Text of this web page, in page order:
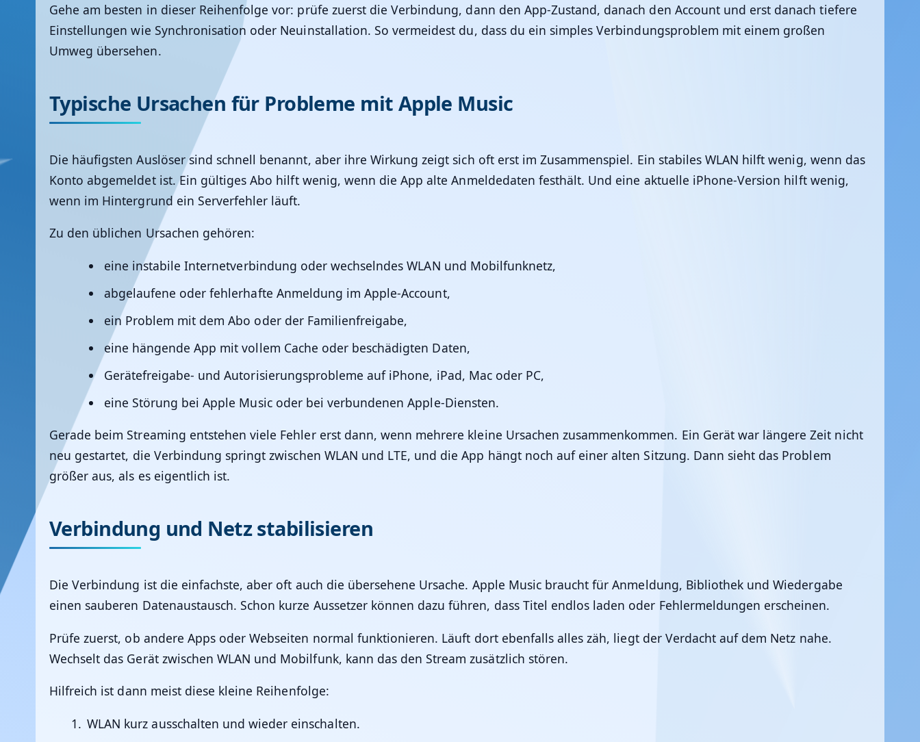
Gehe am besten in dieser Reihenfolge vor: prüfe zuerst die Verbindung, dann den App-Zustand, danach den Account und erst danach tiefere
Einstellungen wie Synchronisation oder Neuinstallation. So vermeidest du, dass du ein simples Verbindungsproblem mit einem großen
Umweg übersehen.
Typische Ursachen für Probleme mit Apple Music
Die häufigsten Auslöser sind schnell benannt, aber ihre Wirkung zeigt sich oft erst im Zusammenspiel. Ein stabiles WLAN hilft wenig, wenn das
Konto abgemeldet ist. Ein gültiges Abo hilft wenig, wenn die App alte Anmeldedaten festhält. Und eine aktuelle iPhone-Version hilft wenig,
wenn im Hintergrund ein Serverfehler läuft.
Zu den üblichen Ursachen gehören:
eine instabile Internetverbindung oder wechselndes WLAN und Mobilfunknetz,
abgelaufene oder fehlerhafte Anmeldung im Apple-Account,
ein Problem mit dem Abo oder der Familienfreigabe,
eine hängende App mit vollem Cache oder beschädigten Daten,
Gerätefreigabe- und Autorisierungsprobleme auf iPhone, iPad, Mac oder PC,
eine Störung bei Apple Music oder bei verbundenen Apple-Diensten.
Gerade beim Streaming entstehen viele Fehler erst dann, wenn mehrere kleine Ursachen zusammenkommen. Ein Gerät war längere Zeit nicht
neu gestartet, die Verbindung springt zwischen WLAN und LTE, und die App hängt noch auf einer alten Sitzung. Dann sieht das Problem
größer aus, als es eigentlich ist.
Verbindung und Netz stabilisieren
Die Verbindung ist die einfachste, aber oft auch die übersehene Ursache. Apple Music braucht für Anmeldung, Bibliothek und Wiedergabe
einen sauberen Datenaustausch. Schon kurze Aussetzer können dazu führen, dass Titel endlos laden oder Fehlermeldungen erscheinen.
Prüfe zuerst, ob andere Apps oder Webseiten normal funktionieren. Läuft dort ebenfalls alles zäh, liegt der Verdacht auf dem Netz nahe.
Wechselt das Gerät zwischen WLAN und Mobilfunk, kann das den Stream zusätzlich stören.
Hilfreich ist dann meist diese kleine Reihenfolge:
WLAN kurz ausschalten und wieder einschalten.